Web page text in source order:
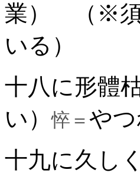
業） （※須
いる）
十八に形體
い）悴＝や
十九に久し